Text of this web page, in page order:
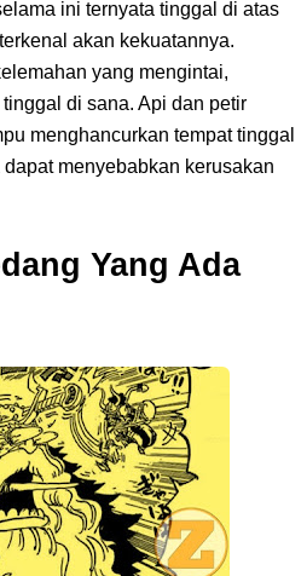
ini ternyata tinggal di atas
akan kekuatannya.
yang mengintai,
di sana. Api dan petir
menghancurkan tempat tinggal
menyebabkan kerusakan
Yang Ada